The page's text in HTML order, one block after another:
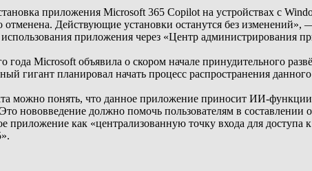
приложения Microsoft 365 Copilot на устройствах с
отменена. Действующие установки останутся без
использования приложения через «Центр администрирования
года Microsoft объявила о скором начале принудительного
гигант планировал начать процесс распространения
можно понять, что данное приложение приносит ИИ-
нововведение должно помочь пользователям в
приложение как «централизованную точку входа для